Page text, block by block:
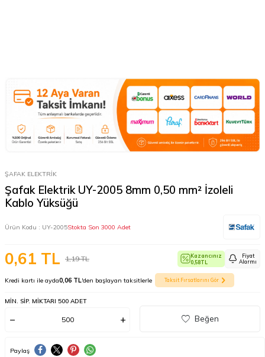
ŞAFAK ELEKTRİK
Şafak Elektrik UY-2005 8mm 0,50 mm² İzoleli
Kablo Yüksüğü
Ürün Kodu : UY-2005Stokta Son 3000 Adet
1,19TL
0,61 TL
Kazancınız
0,58TL
Fiyat
Alarmı
Kredi kartı ile ayda0,06 TL'den başlayan taksitlerle Taksit Fırsatlarını Gör
MIN. SIP. MIKTARI 500 ADET
Beğen
Paylaş